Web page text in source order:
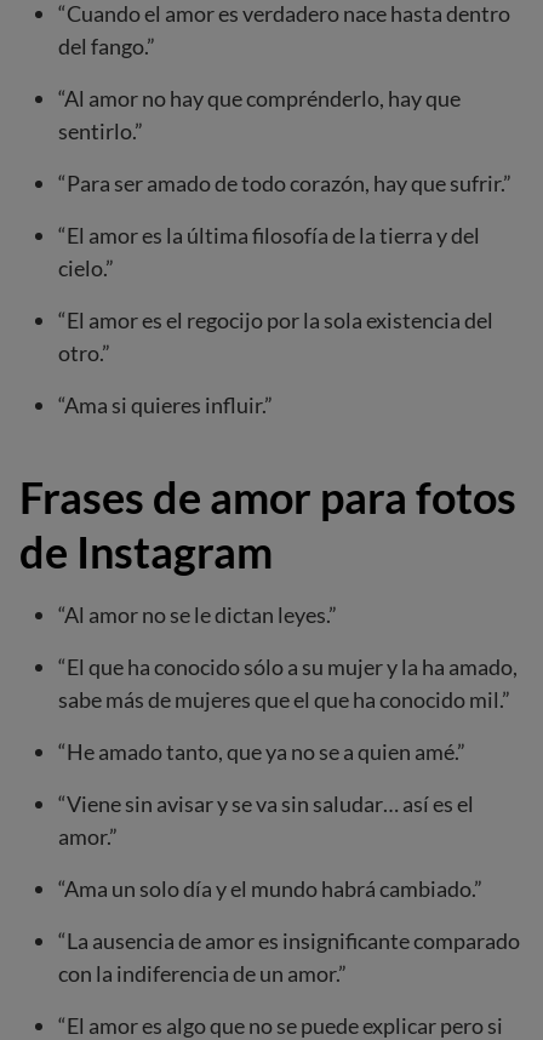
“Cuando el amor es verdadero nace hasta dentro
del fango.”
“Al amor no hay que comprénderlo, hay que
sentirlo.”
“Para ser amado de todo corazón, hay que sufrir.”
“El amor es la última filosofía de la tierra y del
cielo.”
“El amor es el regocijo por la sola existencia del
otro.”
“Ama si quieres influir.”
Frases de amor para fotos
de Instagram
“Al amor no se le dictan leyes.”
“El que ha conocido sólo a su mujer y la ha amado,
sabe más de mujeres que el que ha conocido mil.”
“He amado tanto, que ya no se a quien amé.”
“Viene sin avisar y se va sin saludar… así es el
amor.”
“Ama un solo día y el mundo habrá cambiado.”
“La ausencia de amor es insignificante comparado
con la indiferencia de un amor.”
“El amor es algo que no se puede explicar pero si